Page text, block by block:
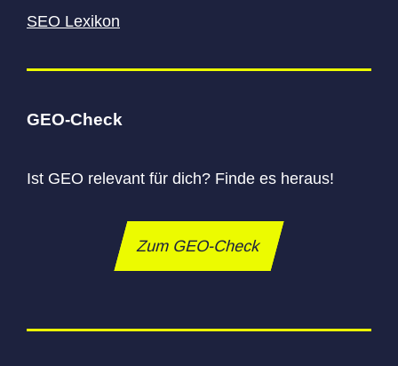
SEO Lexikon
GEO-Check
Ist GEO relevant für dich? Finde es heraus!
Zum GEO-Check